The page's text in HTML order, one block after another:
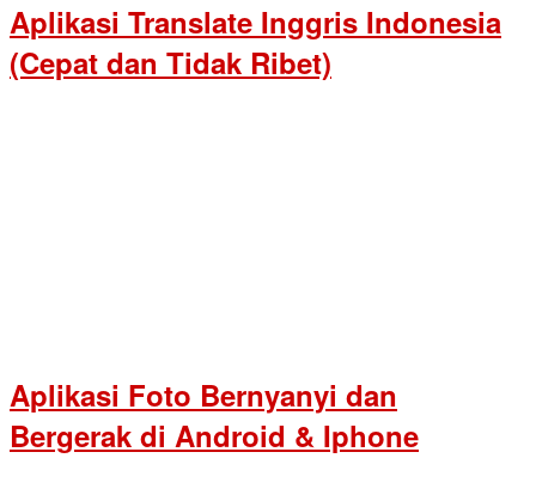
Aplikasi Translate Inggris Indonesia
(Cepat dan Tidak Ribet)
Aplikasi Foto Bernyanyi dan
Bergerak di Android & Iphone